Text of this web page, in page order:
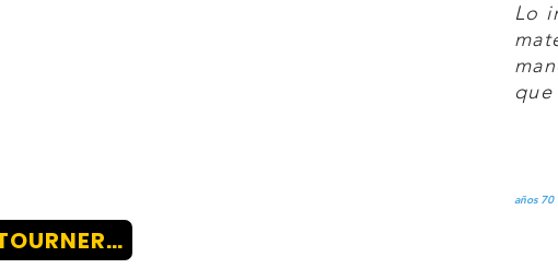
VERZENDING & RETOURNEREN
Lo
años 70